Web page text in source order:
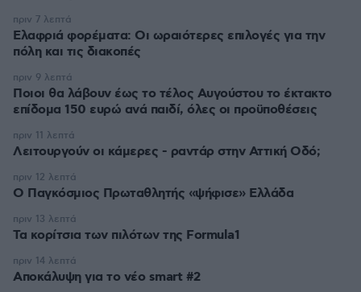
Eλαφριά φορέματα: Οι ωραιότερες επιλογές για την
πόλη και τις διακοπές
πριν 7 λεπτά
Ποιοι θα λάβουν έως το τέλος Αυγούστου το έκτακτο
επίδομα 150 ευρώ ανά παιδί, όλες οι προϋποθέσεις
πριν 9 λεπτά
Λειτουργούν οι κάμερες - ραντάρ στην Αττική Οδό;
πριν 11 λεπτά
Ο Παγκόσμιος Πρωταθλητής «ψήφισε» Ελλάδα
πριν 12 λεπτά
Τα κορίτσια των πιλότων της Formula1
πριν 13 λεπτά
Αποκάλυψη για το νέο smart #2
πριν 14 λεπτά